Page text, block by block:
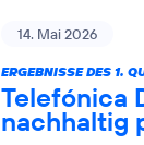
14. Mai 2026
ERGEBNISSE DES 1.
Telefónica
nachhaltig